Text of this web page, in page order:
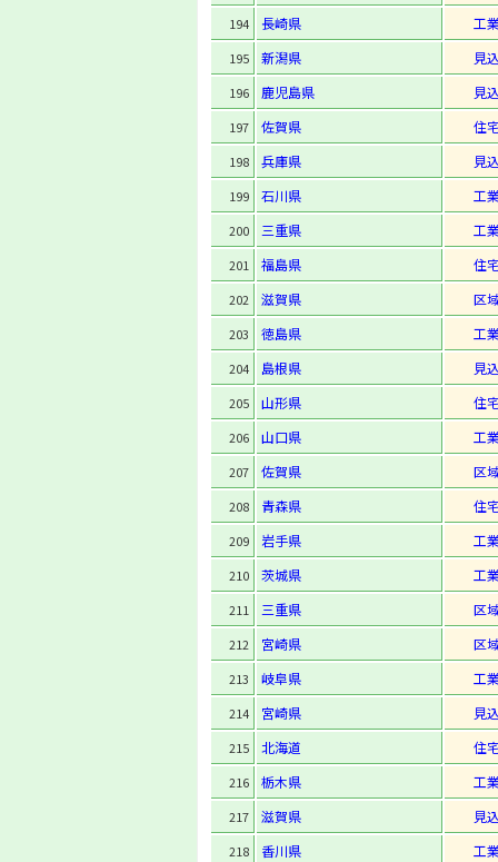
194 長崎県 工
195 新潟県 見
196 鹿児島県 見
197 佐賀県 住
198 兵庫県 見
199 石川県 工
200 三重県 工
201 福島県 住
202 滋賀県 区
203 徳島県 工
204 島根県 見
205 山形県 住
206 山口県 工
207 佐賀県 区
208 青森県 住
209 岩手県 工
210 茨城県 工
211 三重県 区
212 宮崎県 区
213 岐阜県 工
214 宮崎県 見
215 北海道 住
216 栃木県 工
217 滋賀県 見
218 香川県 工